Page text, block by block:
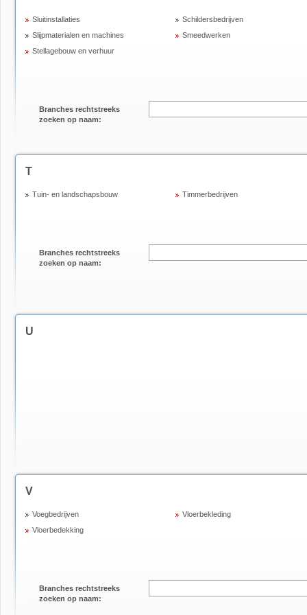
Sluitinstallaties
Slijpmaterialen en machines
Stellagebouw en verhuur
Schildersbedrijven
Smeedwerken
Branches rechtstreeks
zoeken op naam:
T
Tuin- en landschapsbouw Timmerbedrijven
Branches rechtstreeks
zoeken op naam:
U
V
Voegbedrijven
Vloerbedekking
Vloerbekleding
Branches rechtstreeks
zoeken op naam: